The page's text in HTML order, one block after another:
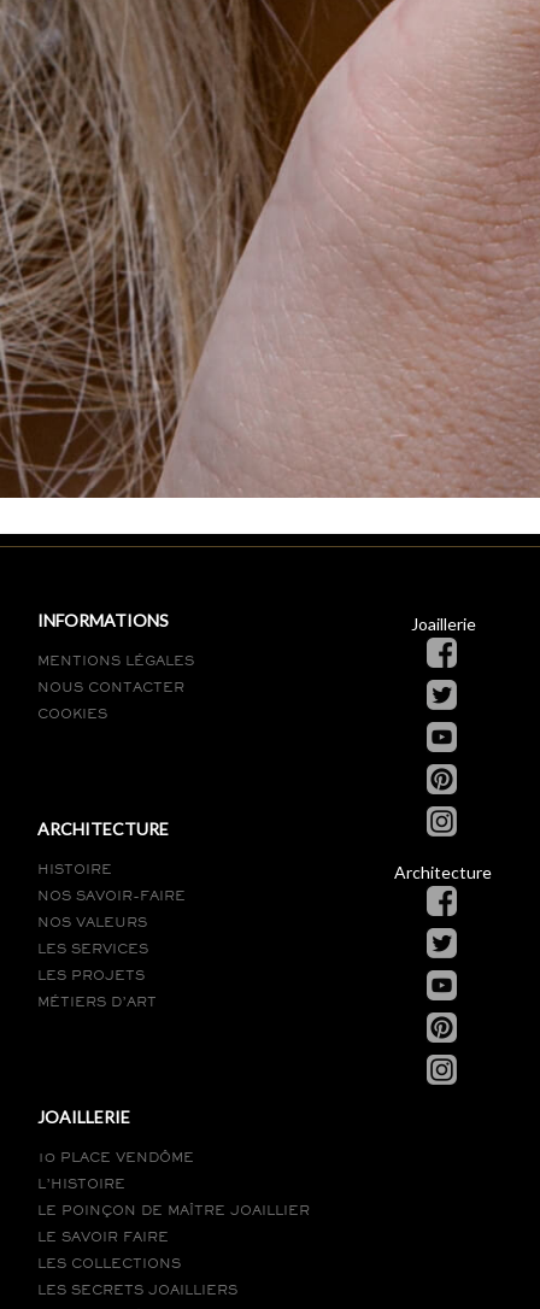
INFORMATIONS
MENTIONS LÉGALES
NOUS CONTACTER
COOKIES
ARCHITECTURE
HISTOIRE
NOS SAVOIR-FAIRE
NOS VALEURS
LES SERVICES
LES PROJETS
MÉTIERS D’ART
JOAILLERIE
10 PLACE VENDÔME
L’HISTOIRE
LE POINÇON DE MAÎTRE JOAILLIER
LE SAVOIR FAIRE
LES COLLECTIONS
LES SECRETS JOAILLIERS
Joaillerie
Architecture